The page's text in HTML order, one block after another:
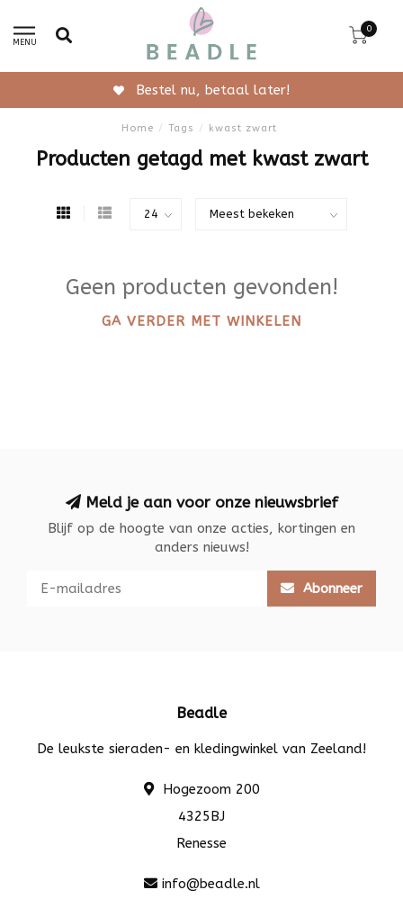
MENU
0
Bestel nu, betaal later!
Home / Tags / kwast zwart
Producten getagd met kwast zwart
Geen producten gevonden!
GA VERDER MET WINKELEN
Meld je aan voor onze nieuwsbrief
Blijf op de hoogte van onze acties, kortingen en
anders nieuws!
Abonneer
Beadle
De leukste sieraden- en kledingwinkel van Zeeland!
Hogezoom 200
4325BJ
Renesse
info@beadle.nl